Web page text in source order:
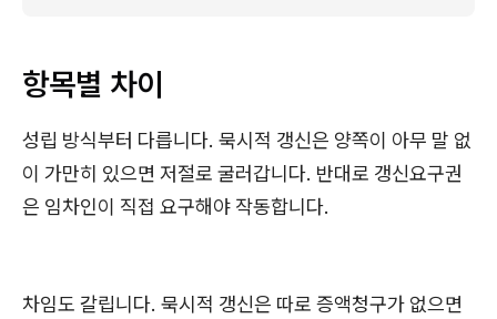
항목별 차이
성립 방식부터 다릅니다. 묵시적 갱신은 양쪽이 아무 말 없
이 가만히 있으면 저절로 굴러갑니다. 반대로 갱신요구권
은 임차인이 직접 요구해야 작동합니다.
차임도 갈립니다. 묵시적 갱신은 따로 증액청구가 없으면